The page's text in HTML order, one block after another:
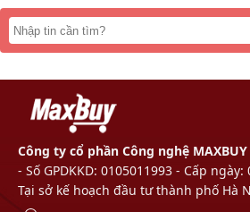
Công ty cổ phần Công nghệ
- Số GPDKKD: 0105011993 - Cấp
Tại sở kế hoạch đầu tư thành phố Hà